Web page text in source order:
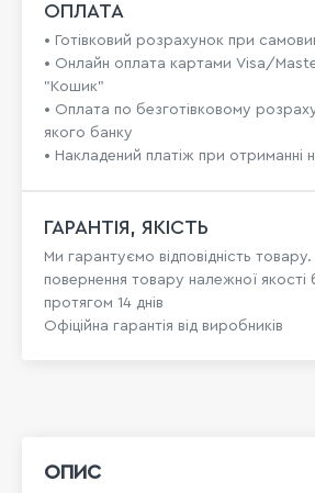
ОПЛАТА
• Готівковий розрахунок при
• Онлайн оплата картами Visa/
"Кошик"
• Оплата по безготівковому
якого банку
• Накладений платіж при отриманні
ГАРАНТІЯ, ЯКІСТЬ
Ми гарантуємо відповідність
повернення товару належної якості
протягом 14 днів
Офіційна гарантія від виробників
ОПИС